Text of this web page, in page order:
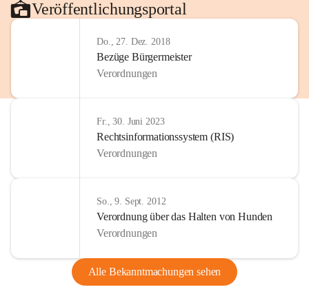
Veröffentlichungsportal
Do., 27. Dez. 2018
Bezüge Bürgermeister
Verordnungen
Fr., 30. Juni 2023
Rechtsinformationssystem (RIS)
Verordnungen
So., 9. Sept. 2012
Verordnung über das Halten von Hunden
Verordnungen
Alle Bekanntmachungen sehen